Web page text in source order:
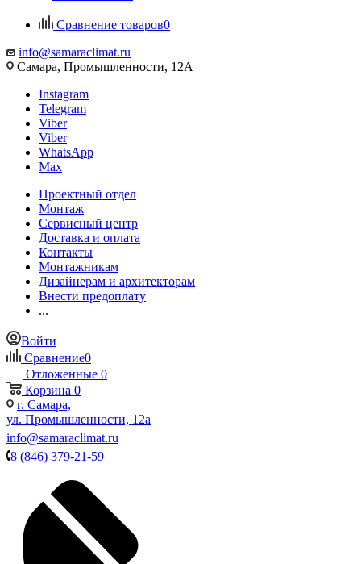
Сравнение товаров0
info@samaraclimat.ru
Самара, Промышленности, 12А
Instagram
Telegram
Viber
Viber
WhatsApp
Max
Проектный отдел
Монтаж
Сервисный центр
Доставка и оплата
Контакты
Монтажникам
Дизайнерам и архитекторам
Внести предоплату
...
Войти
Сравнение0
Отложенные 0
Корзина 0
г. Самара,
ул. Промышленности, 12а
info@samaraclimat.ru
8 (846) 379-21-59